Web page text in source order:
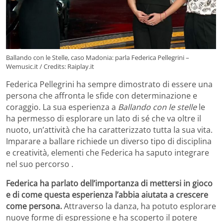
Ballando con le Stelle, caso Madonia: parla Federica Pellegrini –
Wemusic.it / Credits: Raiplay.it
Federica Pellegrini ha sempre dimostrato di essere una
persona che affronta le sfide con determinazione e
coraggio. La sua esperienza a Ballando con le stellele
ha permesso di esplorare un lato di sé che va oltre il
nuoto, un’attività che ha caratterizzato tutta la sua vita.
Imparare a ballare richiede un diverso tipo di disciplina
e creatività, elementi che Federica ha saputo integrare
nel suo percorso .
Federica ha parlato dell’importanza di mettersi in gioco
e di come questa esperienza l’abbia aiutata a crescere
come persona.Attraverso la danza, ha potuto esplorare
nuove forme di espressione e ha scoperto il potere